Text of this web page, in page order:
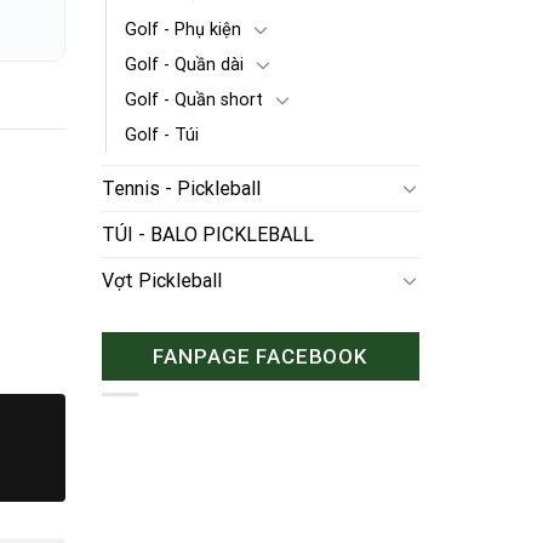
Golf - Phụ kiện
Golf - Quần dài
Golf - Quần short
Golf - Túi
Tennis - Pickleball
TÚI - BALO PICKLEBALL
Vợt Pickleball
FANPAGE FACEBOOK